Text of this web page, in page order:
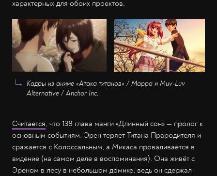
характерных для обоих проектов.
Кадры из аниме «Атака титанов» / Mappa и Muv-Luv
Alternative / Anchor Inc.
Считается, что 138 глава манги «Длинный сон» — пролог к
основным событиям. Эрен теряет Титана Прародителя и
сражается с Колоссальным, а Микаса проваливается в
видение (на самом деле в воспоминания). Она живёт с
Эреном в лесу в небольшом домике, ведь он сдержал